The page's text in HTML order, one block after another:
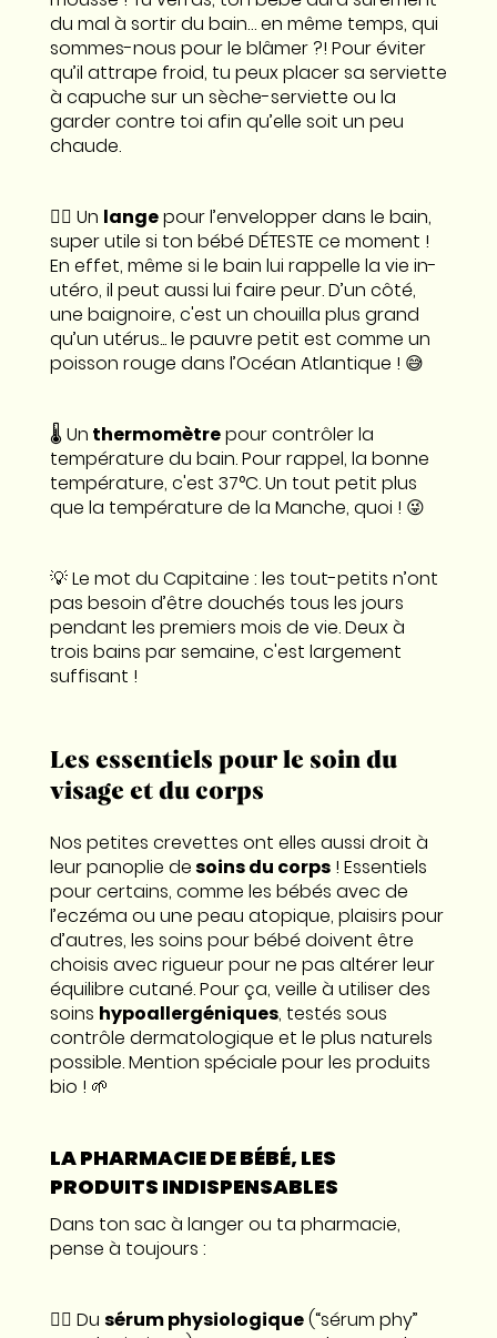
du mal à sortir du bain… en même temps, qui
sommes-nous pour le blâmer ?! Pour éviter
qu’il attrape froid, tu peux placer sa serviette
à capuche sur un sèche-serviette ou la
garder contre toi afin qu’elle soit un peu
chaude.
👉🏼 Un langepour l’envelopper dans le bain,
super utile si ton bébé DÉTESTE ce moment !
En effet, même si le bain lui rappelle la vie in-
utéro, il peut aussi lui faire peur. D’un côté,
une baignoire, c'est un chouilla plus grand
qu’un utérus... le pauvre petit est comme un
poisson rouge dans l’Océan Atlantique ! 😅
🌡 Un thermomètrepour contrôler la
température du bain. Pour rappel, la bonne
température, c'est 37°C. Un tout petit plus
que la température de la Manche, quoi ! 😜
💡 Le mot du Capitaine : les tout-petits n’ont
pas besoin d’être douchés tous les jours
pendant les premiers mois de vie. Deux à
trois bains par semaine, c'est largement
suffisant !
Les essentiels pour le soin du
visage et du corps
Nos petites crevettes ont elles aussi droit à
leur panoplie desoins du corps! Essentiels
pour certains, comme les bébés avec de
l’eczéma ou une peau atopique, plaisirs pour
d’autres, les soins pour bébé doivent être
choisis avec rigueur pour ne pas altérer leur
équilibre cutané. Pour ça, veille à utiliser des
soins hypoallergéniques, testés sous
contrôle dermatologique et le plus naturels
possible. Mention spéciale pour les produits
bio ! 🌱
LA PHARMACIE DE BÉBÉ, LES
PRODUITS INDISPENSABLES
Dans ton sac à langer ou ta pharmacie,
pense à toujours :
👉🏼 Du sérum physiologique(“sérum phy”